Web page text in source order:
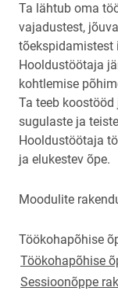
Ta lähtub oma
vajadustest,
tõekspidamistest
Hooldustöötaja
kohtlemise
Ta teeb
sugulaste ja
Hooldustöötaja
ja elukestev õpe.
Moodulite
Töökohapõhise
Töökohapõhise
Sessioonõppe